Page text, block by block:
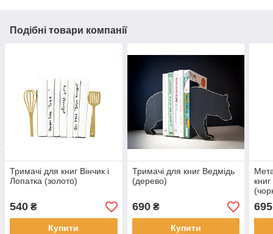
Подібні товари компанії
Тримачі для книг Вінчик і
Лопатка (золото)
540 ₴
Купити
Тримачі для книг Ведмідь
(дерево)
690₴
Купити
695